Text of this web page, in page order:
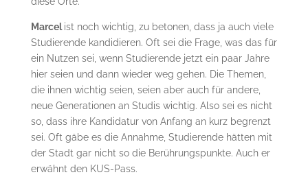
Marcelist noch wichtig, zu betonen, dass ja auch viele
Studierende kandidieren. Oft sei die Frage, was das für
ein Nutzen sei, wenn Studierende jetzt ein paar Jahre
hier seien und dann wieder weg gehen. Die Themen,
die ihnen wichtig seien, seien aber auch für andere,
neue Generationen an Studis wichtig. Also sei es nicht
so, dass ihre Kandidatur von Anfang an kurz begrenzt
sei. Oft gäbe es die Annahme, Studierende hätten mit
der Stadt gar nicht so die Berührungspunkte. Auch er
erwähnt den KUS-Pass.